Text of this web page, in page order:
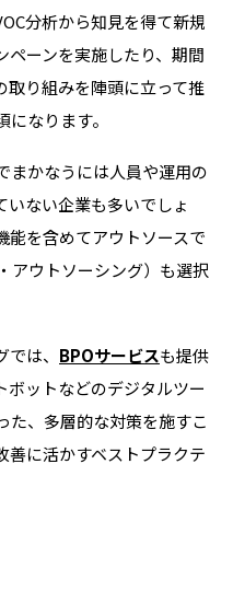
分析から知見を得て新規
ペーンを実施したり、期間
取り組みを陣頭に立って推
なります。
まかなうには人員や運用の
いない企業も多いでしょ
能を含めてアウトソースで
アウトソーシング）も選択
は、 BPOサービスも提供
ボットなどのデジタルツー
た、多層的な対策を施すこ
善に活かすベストプラクテ